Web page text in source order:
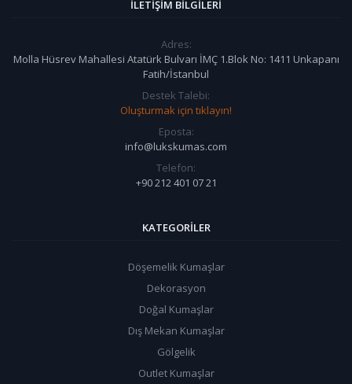
İLETIŞIM BILGILERI
Adres:
Molla Hüsrev Mahallesi Atatürk Bulvarı İMÇ 1.Blok No: 1411 Unkapanı
Fatih/İstanbul
Destek Talebi:
Oluşturmak için tıklayın!
Eposta:
info@lukskumas.com
Telefon:
+90 212 401 07 21
KATEGORILER
Döşemelik Kumaşlar
Dekorasyon
Doğal Kumaşlar
Dış Mekan Kumaşlar
Gölgelik
Outlet Kumaşlar